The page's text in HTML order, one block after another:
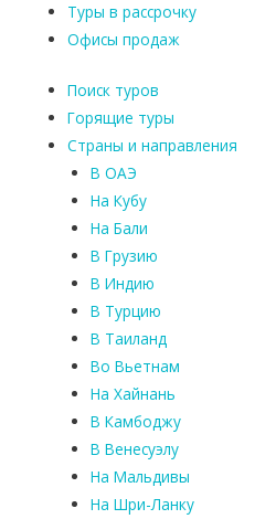
Туры в рассрочку
Офисы продаж
Поиск туров
Горящие туры
Страны и направления
В ОАЭ
На Кубу
На Бали
В Грузию
В Индию
В Турцию
В Таиланд
Во Вьетнам
На Хайнань
В Камбоджу
В Венесуэлу
На Мальдивы
На Шри-Ланку